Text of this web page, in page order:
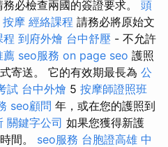
必檢查兩國的簽證要求。 頭
按摩 經絡課程 請務必將原始文
程 到府外燴 台中舒壓 - 不允許
薦 seo服務 on page seo 護照
寄送。 它的有效期最長為 公
試 台中外燴 5 按摩師證照班
seo顧問 年，或在您的護照到
關鍵字公司 如果您獲得新護
間。 seo服務 台胞證高雄 中